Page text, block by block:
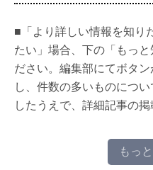
■「より詳しい情報を知り
たい」場合、下の「もっ
ださい。編集部にてボタ
し、件数の多いものにつ
したうえで、詳細記事の
もっ